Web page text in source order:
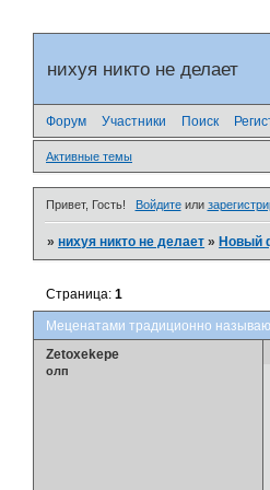
нихуя никто не делает
Форум Участники Поиск
Активные темы
Привет, Гость! Войдитеили
»нихуя никто не делает »Новый
Меценатами традиционно
Страница:1
Zetoxekepe
олп